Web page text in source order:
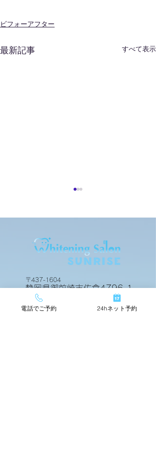
ビフォーアフター
最新記事 すべて表示
ビフォアーアフター
〒437-1604
静岡県御前崎市佐倉4796-1
24hネットで簡単予約
電話でご予約 24hネット予約